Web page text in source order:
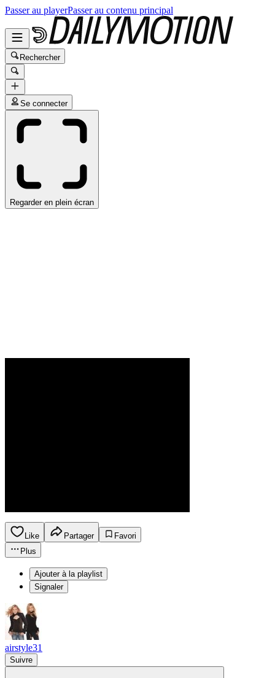
Passer au playerPasser au contenu principal
Rechercher
Se connecter
Regarder en plein écran
Like Partager
Favori
Plus
Ajouter à la playlist
Signaler
airstyle31
Suivre